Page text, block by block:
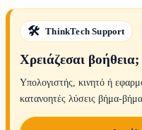
ThinkTech Support
Χρειάζεσαι βοήθεια;
Υπολογιστής, κινητό ή
κατανοητές λύσεις βήμα-